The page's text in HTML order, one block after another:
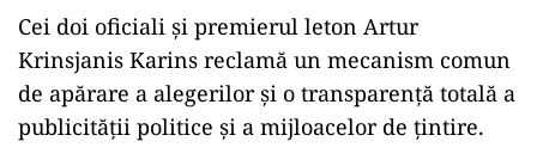
Cei doi oficiali și premierul leton Artur
Krinsjanis Karins reclamă un mecanism comun
de apărare a alegerilor și o transparență totală a
publicității politice și a mijloacelor de țintire.